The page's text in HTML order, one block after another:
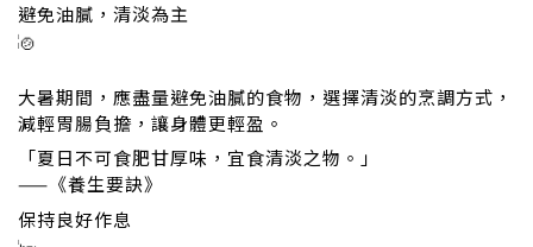
避免油膩，清淡為主
大暑期間，應盡量避免油膩的食物，選擇清淡的烹調方式，
減輕胃腸負擔，讓身體更輕盈。
「夏日不可食肥甘厚味，宜食清淡之物。」
——《養生要訣》
保持良好作息